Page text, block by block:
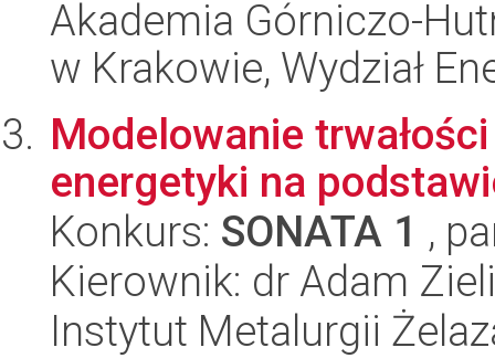
Akademia Górniczo-
w Krakowie, Wydział
Modelowanie
energetyki na
Konkurs: SONATA 1 ,
Kierownik: dr Adam
Instytut Metalurgii